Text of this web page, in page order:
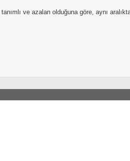
ve azalan olduğuna göre, aynı